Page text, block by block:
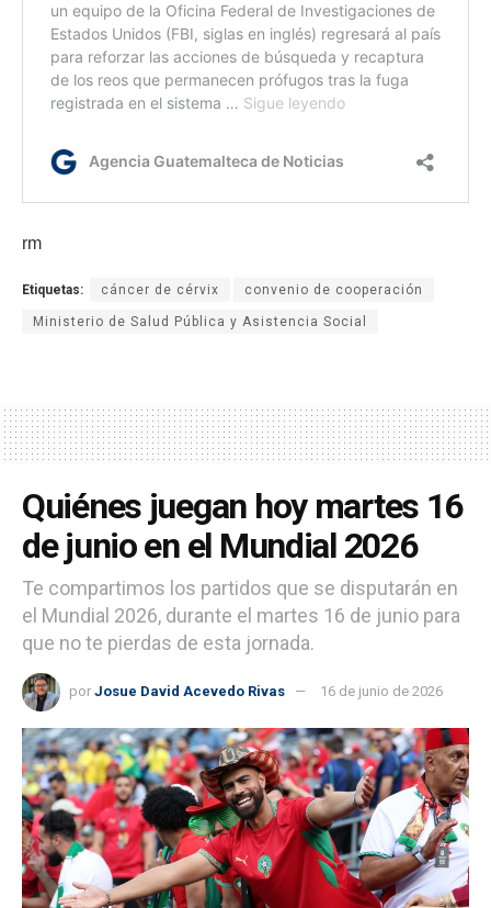
rm
Etiquetas: cáncer de cérvix convenio de cooperación
Ministerio de Salud Pública y Asistencia Social
Quiénes juegan hoy martes 16
de junio en el Mundial 2026
Te compartimos los partidos que se disputarán en
el Mundial 2026, durante el martes 16 de junio para
que no te pierdas de esta jornada.
por Josue David Acevedo Rivas 16 de junio de 2026